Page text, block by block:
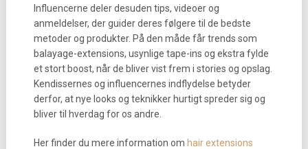
Influencerne deler desuden tips, videoer og
anmeldelser, der guider deres følgere til de bedste
metoder og produkter. På den måde får trends som
balayage-extensions, usynlige tape-ins og ekstra fylde
et stort boost, når de bliver vist frem i stories og opslag.
Kendissernes og influencernes indflydelse betyder
derfor, at nye looks og teknikker hurtigt spreder sig og
bliver til hverdag for os andre.
Her finder du mere information om hair extensions